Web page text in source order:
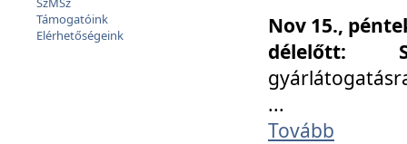
Támogatóink
Elérhetőségeink
Nov 15.,
délelőtt:
...
Tovább